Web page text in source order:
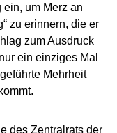
um Merz an
zu erinnern, die er
zum Ausdruck
ein einziges Mal
Mehrheit
des Zentralrats der